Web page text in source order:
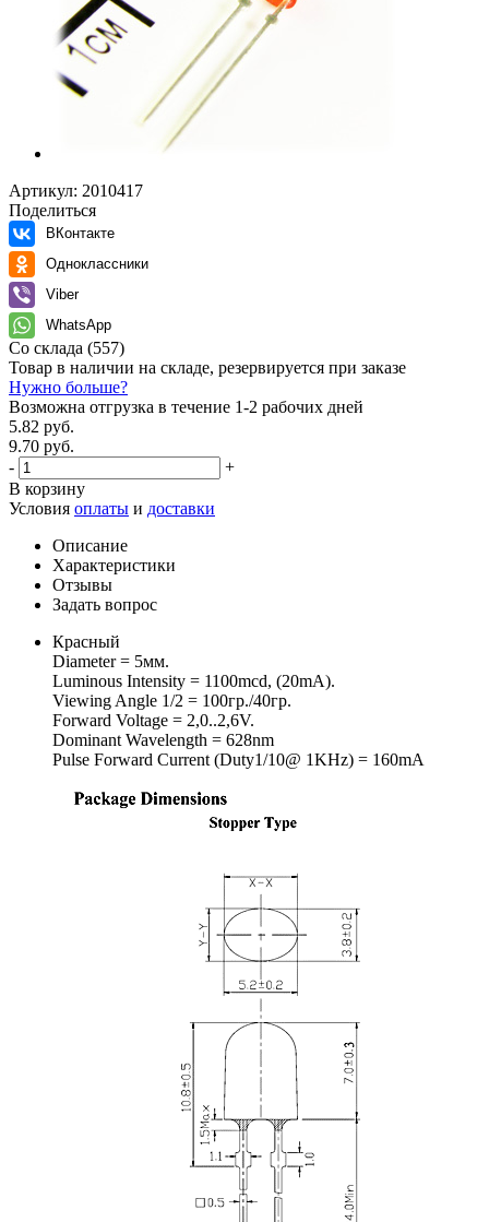
Артикул: 2010417
Поделиться
ВКонтакте
Одноклассники
Viber
WhatsApp
Со склада (557)
Товар в наличии на складе, резервируется при заказе
Нужно больше?
Возможна отгрузка в течение 1-2 рабочих дней
5.82 руб.
9.70 руб.
-
+
В корзину
Условия оплаты и доставки
Описание
Характеристики
Отзывы
Задать вопрос
Красный
Diameter = 5мм.
Luminous Intensity = 1100mcd, (20mA).
Viewing Angle 1/2 = 100гр./40гр.
Forward Voltage = 2,0..2,6V.
Dominant Wavelength = 628nm
Pulse Forward Current (Duty1/10@ 1KHz) = 160mA